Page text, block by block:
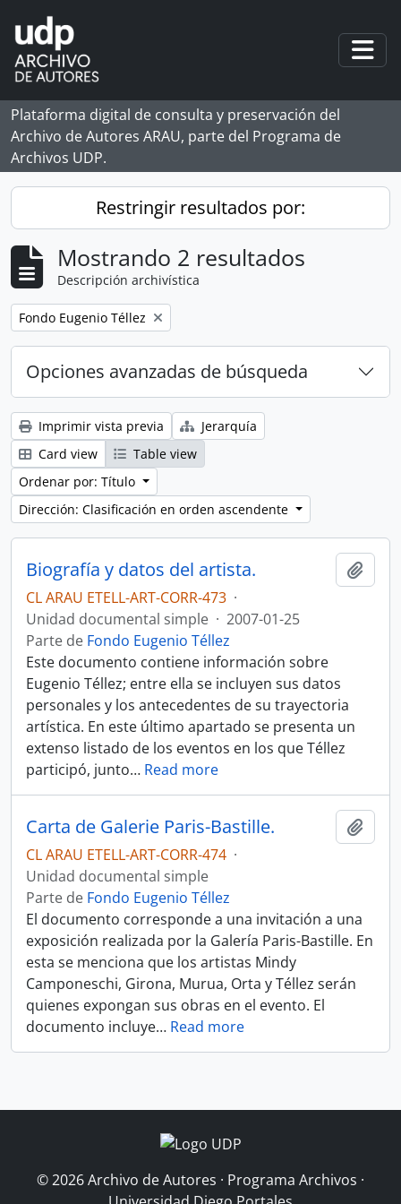
Skip to main content
Plataforma digital de consulta y preservación del
Archivo de Autores ARAU, parte del Programa de
Archivos UDP.
Restringir resultados por:
Mostrando 2 resultados
Descripción archivística
Remove filter:
Fondo Eugenio Téllez
Opciones avanzadas de búsqueda
Imprimir vista previa
Jerarquía
Card view
Table view
Ordenar por: Título
Dirección: Clasificación en orden ascendente
Biografía y datos del artista.
CL ARAU ETELL-ART-CORR-473 ·
Unidad documental simple · 2007-01-25
Parte de Fondo Eugenio Téllez
Este documento contiene información sobre
Eugenio Téllez; entre ella se incluyen sus datos
personales y los antecedentes de su trayectoria
artística. En este último apartado se presenta un
extenso listado de los eventos en los que Téllez
participó, junto… Read more
Carta de Galerie Paris-Bastille.
CL ARAU ETELL-ART-CORR-474 ·
Unidad documental simple
Parte de Fondo Eugenio Téllez
El documento corresponde a una invitación a una
exposición realizada por la Galería Paris-Bastille. En
esta se menciona que los artistas Mindy
Camponeschi, Girona, Murua, Orta y Téllez serán
quienes expongan sus obras en el evento. El
documento incluye… Read more
© 2026 Archivo de Autores · Programa Archivos ·